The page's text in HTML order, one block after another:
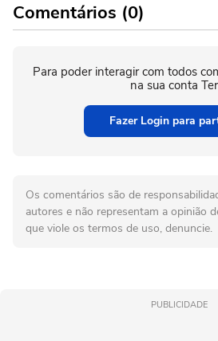
Comentários (0)
Para poder interagir com todos
na sua conta
Fazer Login para
Os comentários são de
autores e não representam a opinião
que viole os termos de uso, denuncie.
PUBLICIDADE